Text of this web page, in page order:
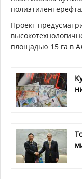
Проект
площадью 15 га в